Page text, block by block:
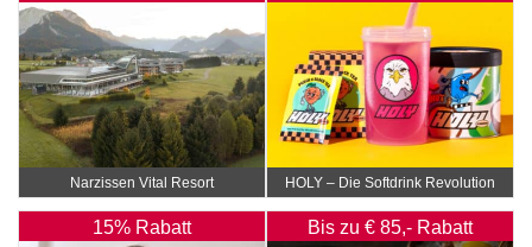
Narzissen Vital Resort HOLY – Die Softdrink Revolution
15% Rabatt Bis zu € 85,- Rabatt